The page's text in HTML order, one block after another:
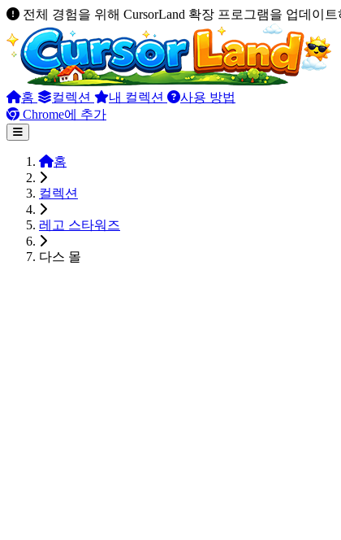
전체 경험을 위해 CursorLand 확장 프로그램을 업데이트
홈 컬렉션 내 컬렉션
사용 방법
Chrome에 추가
홈
컬렉션
레고 스타워즈
다스 몰